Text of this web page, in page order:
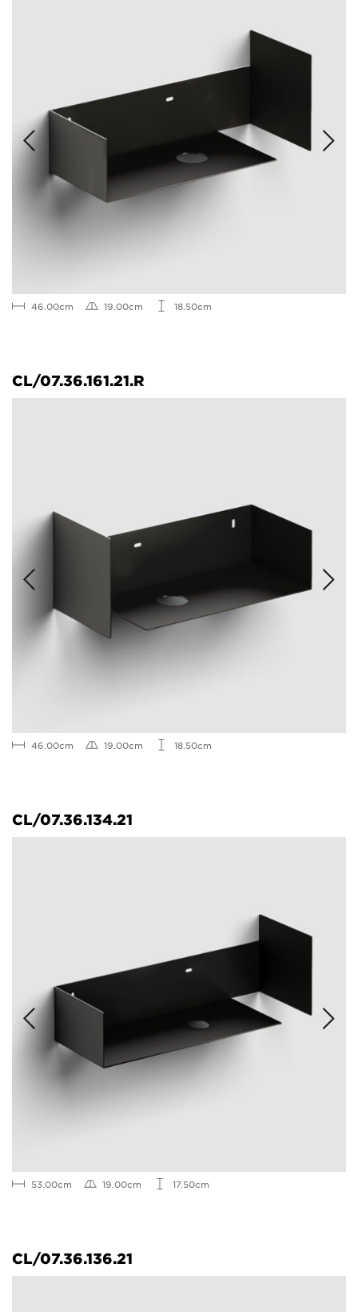
46.00cm 19.00cm 18.50cm
CL/07.36.161.21.R
46.00cm 19.00cm 18.50cm
CL/07.36.134.21
53.00cm 19.00cm 17.50cm
CL/07.36.136.21